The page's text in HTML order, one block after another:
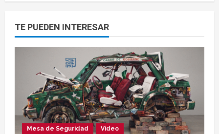
TE PUEDEN INTERESAR
Mesa de Seguridad Video